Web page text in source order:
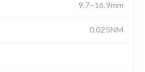
9.7~16.9mm
0.025NM